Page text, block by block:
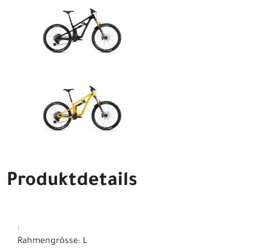
Produktdetails
:
Rahmengrösse: L